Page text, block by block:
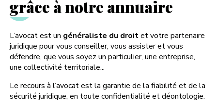
grâce à notre annuaire
L’avocat est un généraliste du droitet votre partenaire
juridique pour vous conseiller, vous assister et vous
défendre, que vous soyez un particulier, une entreprise,
une collectivité territoriale...
Le recours à l’avocat est la garantie de la fiabilité et de la
sécurité juridique, en toute confidentialité et déontologie.